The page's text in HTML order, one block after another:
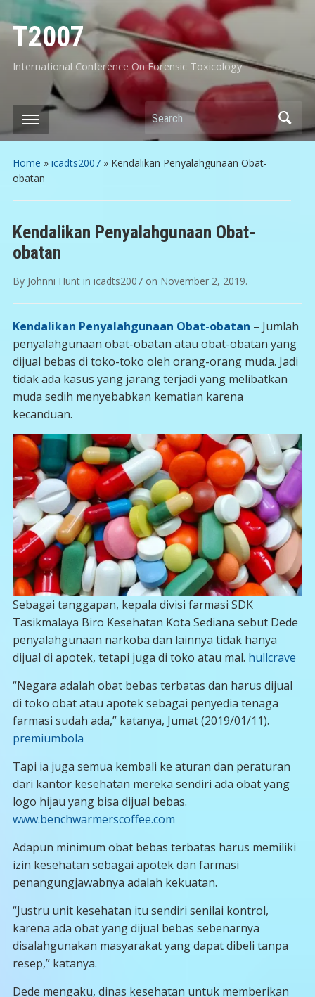
T2007
International Conference On Forensic Toxicology
Search
Home » icadts2007» Kendalikan Penyalahgunaan Obat-
obatan
Kendalikan Penyalahgunaan Obat-
obatan
By Johnni Hunt in icadts2007on November 2, 2019.
Kendalikan Penyalahgunaan Obat-obatan – Jumlah
penyalahgunaan obat-obatan atau obat-obatan yang
dijual bebas di toko-toko oleh orang-orang muda. Jadi
tidak ada kasus yang jarang terjadi yang melibatkan
muda sedih menyebabkan kematian karena
kecanduan.
Sebagai tanggapan, kepala divisi farmasi SDK
Tasikmalaya Biro Kesehatan Kota Sediana sebut Dede
penyalahgunaan narkoba dan lainnya tidak hanya
dijual di apotek, tetapi juga di toko atau mal. hullcrave
“Negara adalah obat bebas terbatas dan harus dijual
di toko obat atau apotek sebagai penyedia tenaga
farmasi sudah ada,” katanya, Jumat (2019/01/11).
premiumbola
Tapi ia juga semua kembali ke aturan dan peraturan
dari kantor kesehatan mereka sendiri ada obat yang
logo hijau yang bisa dijual bebas.
www.benchwarmerscoffee.com
Adapun minimum obat bebas terbatas harus memiliki
izin kesehatan sebagai apotek dan farmasi
penangungjawabnya adalah kekuatan.
“Justru unit kesehatan itu sendiri senilai kontrol,
karena ada obat yang dijual bebas sebenarnya
disalahgunakan masyarakat yang dapat dibeli tanpa
resep,” katanya.
Dede mengaku, dinas kesehatan untuk memberikan